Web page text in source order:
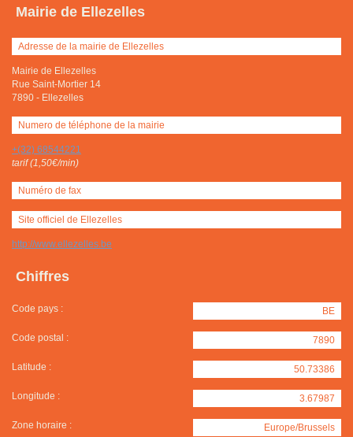
Mairie de Ellezelles
Adresse de la mairie de Ellezelles
Mairie de Ellezelles
Rue Saint-Mortier 14
7890 - Ellezelles
Numero de téléphone de la mairie
+(32) 68544221
tarif (1,50€/min)
Numéro de fax
Site officiel de Ellezelles
http://www.ellezelles.be
Chiffres
Code pays : BE
Code postal : 7890
Latitude : 50.73386
Longitude : 3.67987
Zone horaire : Europe/Brussels